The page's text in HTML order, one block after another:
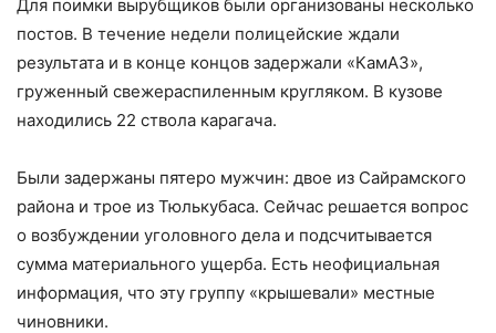
Для поимки вырубщиков были организованы несколько
постов. В течение недели полицейские ждали
результата и в конце концов задержали «КамАЗ»,
груженный свежераспиленным кругляком. В кузове
находились 22 ствола карагача.
Были задержаны пятеро мужчин: двое из Сайрамского
района и трое из Тюлькубаса. Сейчас решается вопрос
о возбуждении уголовного дела и подсчитывается
сумма материального ущерба. Есть неофициальная
информация, что эту группу «крышевали» местные
чиновники.